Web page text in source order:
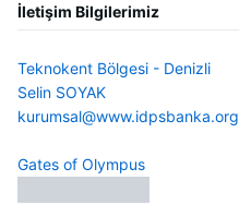
İletişim Bilgilerimiz
Teknokent Bölgesi - Denizli
Selin SOYAK
kurumsal@www.idpsbanka.org
Gates of Olympus